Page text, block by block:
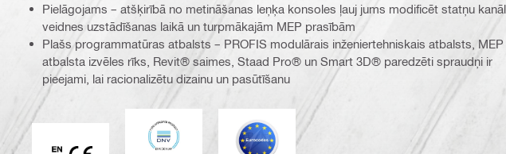
Pielāgojams – atšķirībā no metināšanas leņķa konsoles ļauj jums modificēt statņu
veidnes uzstādīšanas laikā un turpmākajām MEP prasībām
Plašs programmatūras atbalsts – PROFIS modulārais inženiertehniskais atbalsts, MEP
atbalsta izvēles rīks, Revit® saimes, Staad Pro® un Smart 3D® paredzēti spraudņi ir
pieejami, lai racionalizētu dizainu un pasūtīšanu
CE EN 1090 marķējums
DNV Eurocode